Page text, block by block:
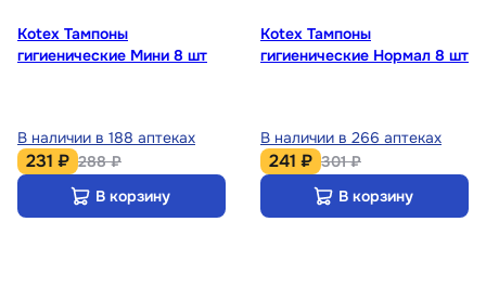
Kotex Тампоны
гигиенические Мини 8 шт
В наличии в 188 аптеках
231 ₽ 288 ₽
В корзину
Kotex Тампоны
гигиенические Нормал 8 шт
В наличии в 266 аптеках
241 ₽ 301 ₽
В корзину